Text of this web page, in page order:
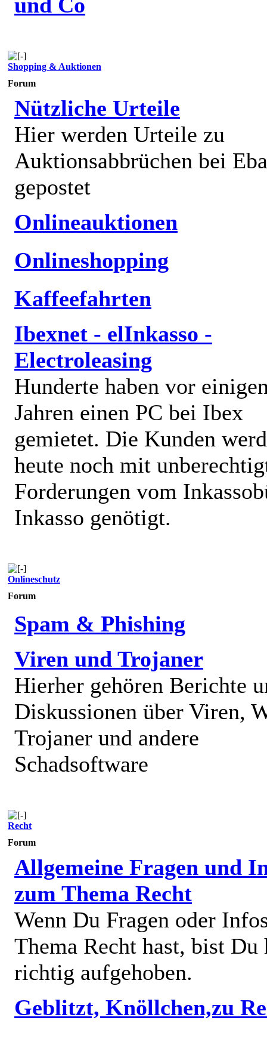
Shopping & Auktionen
Forum
Nützliche Urteile
Hier werden Urteile zu
Auktionsabbrüchen bei
gepostet
Onlineauktionen
Onlineshopping
Kaffeefahrten
Ibexnet - elInkasso -
Electroleasing
Hunderte haben vor
Jahren einen PC bei Ibex
gemietet. Die Kunden
heute noch mit
Forderungen vom
Inkasso genötigt.
Onlineschutz
Forum
Spam & Phishing
Viren und Trojaner
Hierher gehören Berichte
Diskussionen über Viren,
Trojaner und andere
Schadsoftware
Recht
Forum
Allgemeine Fragen und
zum Thema Recht
Wenn Du Fragen oder
Thema Recht hast, bist Du
richtig aufgehoben.
Geblitzt, Knöllchen,zu